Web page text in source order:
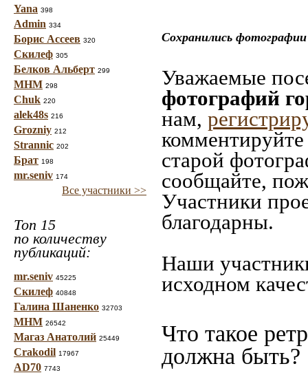
Yana 398
Admin 334
Борис Ассеев 320
Скилеф 305
Белков Альберт 299
МНМ 298
Chuk 220
alek48s 216
Grozniy 212
Strannic 202
Брат 198
mr.seniv 174
Все участники >>
Топ 15
по количеству
публикаций:
mr.seniv 45225
Скилеф 40848
Галина Шаненко 32703
МНМ 26542
Магаз Анатолий 25449
Crakodil 17967
AD70 7743
Сохранились
Уважаемые
фотографий
нам,
старой
сообщайте,
Участники
благодарны.
Наши
исходном
Что такое
должна быть?